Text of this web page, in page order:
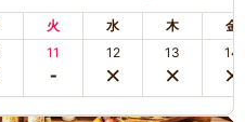
火 水 木 金
11 12 13 14